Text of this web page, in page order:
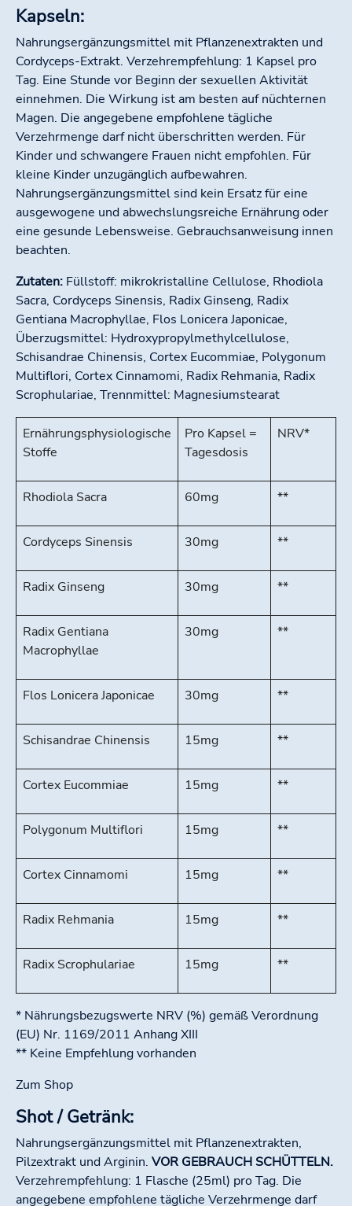
Kapseln:
Nahrungsergänzungsmittel mit Pflanzenextrakten und
Cordyceps-Extrakt. Verzehrempfehlung: 1 Kapsel pro
Tag. Eine Stunde vor Beginn der sexuellen Aktivität
einnehmen. Die Wirkung ist am besten auf nüchternen
Magen. Die angegebene empfohlene tägliche
Verzehrmenge darf nicht überschritten werden. Für
Kinder und schwangere Frauen nicht empfohlen. Für
kleine Kinder unzugänglich aufbewahren.
Nahrungsergänzungsmittel sind kein Ersatz für eine
ausgewogene und abwechslungsreiche Ernährung oder
eine gesunde Lebensweise. Gebrauchsanweisung innen
beachten.
Zutaten: Füllstoff: mikrokristalline Cellulose, Rhodiola
Sacra, Cordyceps Sinensis, Radix Ginseng, Radix
Gentiana Macrophyllae, Flos Lonicera Japonicae,
Überzugsmittel: Hydroxypropylmethylcellulose,
Schisandrae Chinensis, Cortex Eucommiae, Polygonum
Multiflori, Cortex Cinnamomi, Radix Rehmania, Radix
Scrophulariae, Trennmittel: Magnesiumstearat
Ernährungsphysiologische
Stoffe
Pro Kapsel =
Tagesdosis
NRV*
Rhodiola Sacra 60mg **
Cordyceps Sinensis 30mg **
Radix Ginseng 30mg **
Radix Gentiana
Macrophyllae
30mg **
Flos Lonicera Japonicae 30mg **
Schisandrae Chinensis 15mg **
Cortex Eucommiae 15mg **
Polygonum Multiflori 15mg **
Cortex Cinnamomi 15mg **
Radix Rehmania 15mg **
Radix Scrophulariae 15mg **
* Nährungsbezugswerte NRV (%) gemäß Verordnung
(EU) Nr. 1169/2011 Anhang XIII
** Keine Empfehlung vorhanden
Zum Shop
Shot / Getränk:
Nahrungsergänzungsmittel mit Pflanzenextrakten,
Pilzextrakt und Arginin. VOR GEBRAUCH SCHÜTTELN.
Verzehrempfehlung: 1 Flasche (25ml) pro Tag. Die
angegebene empfohlene tägliche Verzehrmenge darf